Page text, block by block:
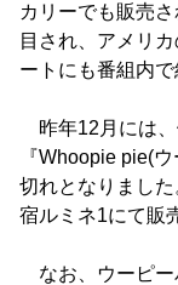
カリーでも販売
目され、アメリ
ートにも番組内で
昨年12月には、
『Whoopie pie(
切れとなりまし
宿ルミネ1にて販
なお、ウーピー